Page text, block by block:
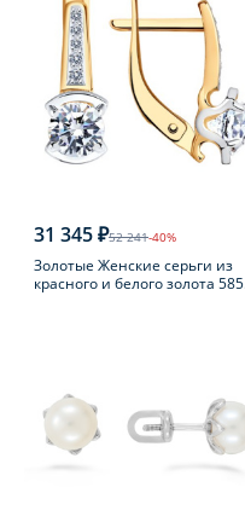
31 345 ₽52 241-40%
Золотые Женские серьги из
красного и белого золота 585